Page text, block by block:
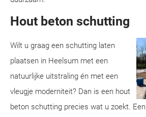
Hout beton schutting
Wilt u graag een schutting laten
plaatsen in Heelsum met een
natuurlijke uitstraling én met een
vleugje moderniteit? Dan is een hout
beton schutting precies wat u zoekt. Een